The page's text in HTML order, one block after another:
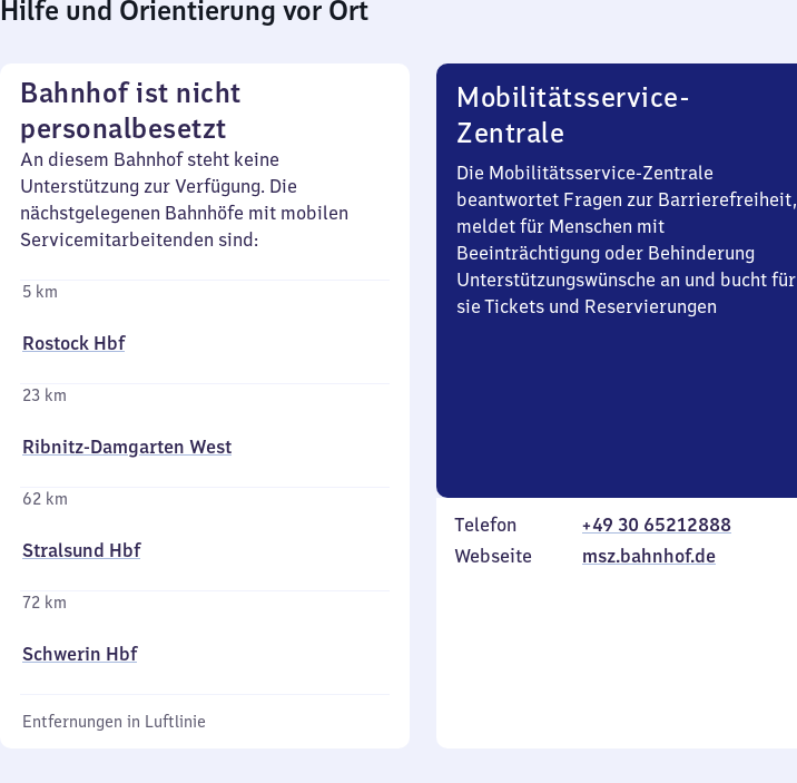
Hilfe und Orientierung vor Ort
Bahnhof ist nicht
personalbesetzt
An diesem Bahnhof steht keine
Unterstützung zur Verfügung. Die
nächstgelegenen Bahnhöfe mit mobilen
Servicemitarbeitenden sind:
5 km
Rostock Hbf
23 km
Ribnitz-Damgarten West
62 km
Stralsund Hbf
72 km
Schwerin Hbf
Entfernungen in Luftlinie
Mobilitätsservice-
Zentrale
Die Mobilitätsservice-Zentrale
beantwortet Fragen zur Barrierefreiheit,
meldet für Menschen mit
Beeinträchtigung oder Behinderung
Unterstützungswünsche an und bucht für
sie Tickets und Reservierungen
Telefon
+49 30 65212888
Webseite
msz.bahnhof.de